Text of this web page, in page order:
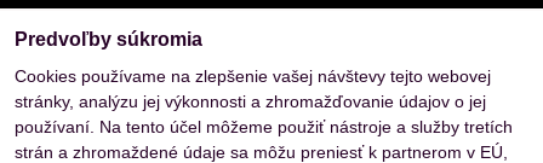
Predvoľby súkromia
Cookies používame na zlepšenie vašej návštevy tejto webovej
stránky, analýzu jej výkonnosti a zhromažďovanie údajov o jej
používaní. Na tento účel môžeme použiť nástroje a služby tretích
strán a zhromaždené údaje sa môžu preniesť k partnerom v EÚ,